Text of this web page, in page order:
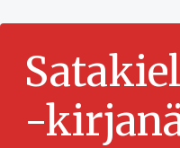
arabiaksi
-